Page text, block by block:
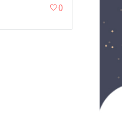
0